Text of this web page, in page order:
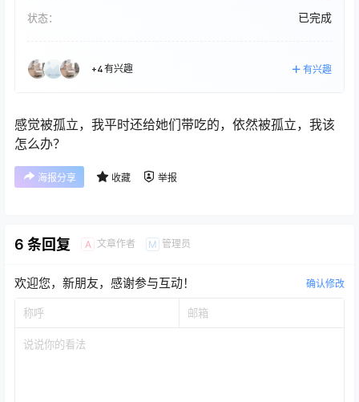
状态： 已完成
+4 有兴趣 有兴趣
感觉被孤立，我平时还给她们带吃的，依然被孤立，我该
怎么办？
海报分享 收藏 举报
6 条回复 A 文章作者 M 管理员
欢迎您，新朋友，感谢参与互动！ 确认修改